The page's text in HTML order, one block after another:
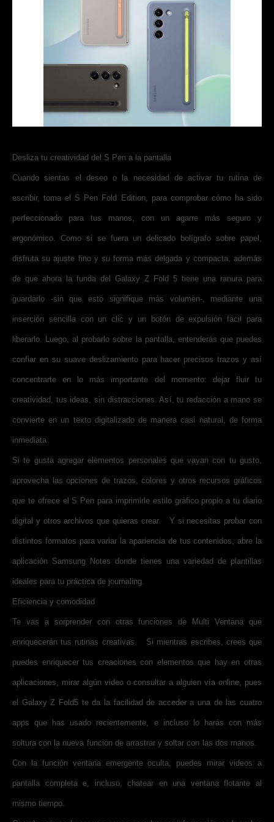
Desliza tu creatividad del S Pen a la pantalla
Cuando sientas el deseo o la necesidad de activar tu rutina de
escribir, toma el S Pen Fold Edition, para comprobar cómo ha sido
perfeccionado para tus manos, con un agarre más seguro y
ergonómico. Como si se fuera un delicado bolígrafo sobre papel,
disfruta su ajuste fino y su forma más delgada y compacta, además
de que ahora la funda del Galaxy Z Fold 5 tiene una ranura para
guardarlo -sin que esto signifique más volumen-, mediante una
inserción sencilla con un clic y un botón de expulsión fácil para
liberarlo. Luego, al probarlo sobre la pantalla, entenderás que puedes
confiar en su suave deslizamiento para hacer precisos trazos y así
concentrarte en lo más importante del momento: dejar fluir tu
creatividad, tus ideas, sin distracciones. Así, tu redacción a mano se
convierte en un texto digitalizado de manera casi natural, de forma
inmediata
Si te gusta agregar elementos personales que vayan con tu gusto,
aprovecha las opciones de trazos, colores y otros recursos gráficos
que te ofrece el S Pen para imprimirle estilo gráfico propio a tu diario
digital y otros archivos que quieras crear. Y si necesitas probar con
distintos formatos para variar la apariencia de tus contenidos, abre la
aplicación Samsung Notes donde tienes una variedad de plantillas
ideales para tu práctica de journaling.
Eficiencia y comodidad
Te vas a sorprender con otras funciones de Multi Ventana que
enriquecerán tus rutinas creativas. Si mientras escribes, crees que
puedes enriquecer tus creaciones con elementos que hay en otras
aplicaciones, mirar algún video o consultar a alguien vía online, pues
el Galaxy Z Fold5 te da la facilidad de acceder a una de las cuatro
apps que has usado recientemente, e incluso lo harás con más
soltura con la nueva función de arrastrar y soltar con las dos manos.
Con la función ventana emergente oculta, puedes mirar videos a
pantalla completa e, incluso, chatear en una ventana flotante al
mismo tiempo.